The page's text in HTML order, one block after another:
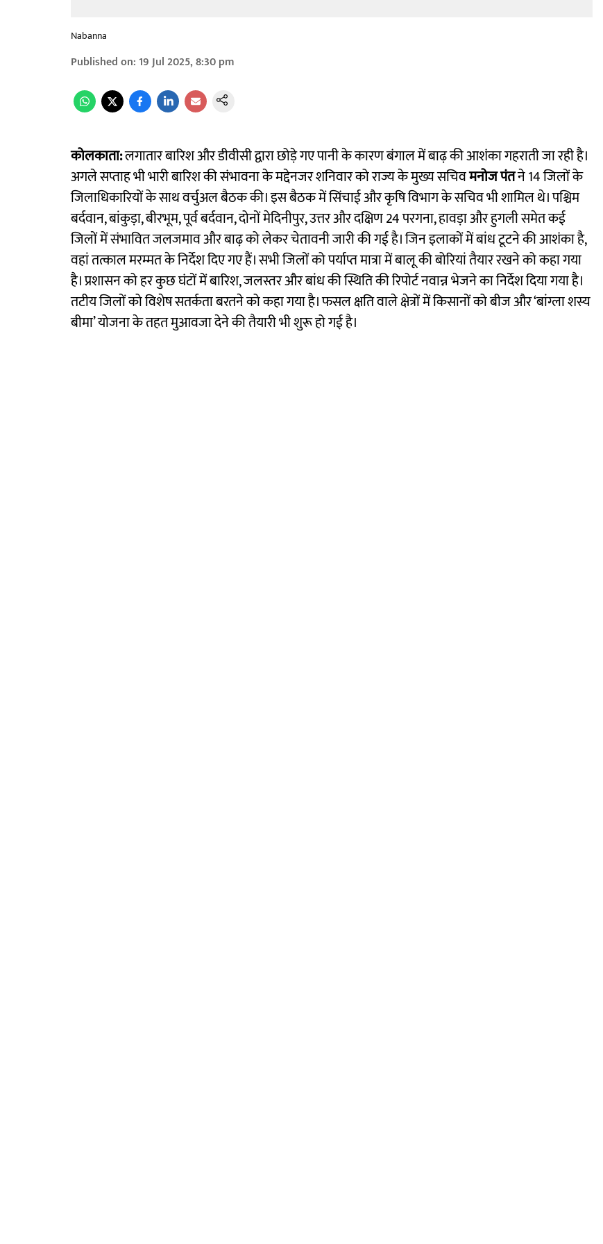
Nabanna
Published on: 19 Jul 2025, 8:30 pm
कोलकाता:लगातार बारिश और डीवीसी द्वारा छोड़े गए पानी के कारण बंगाल में बाढ़ की आशंका गहराती जा रही है।
अगले सप्ताह भी भारी बारिश की संभावना के मद्देनजर शनिवार को राज्य के मुख्य सचिवमनोज पंतने 14 जिलों के
जिलाधिकारियों के साथ वर्चुअल बैठक की। इस बैठक में सिंचाई और कृषि विभाग के सचिव भी शामिल थे। पश्चिम
बर्दवान, बांकुड़ा, बीरभूम, पूर्व बर्दवान, दोनों मेदिनीपुर, उत्तर और दक्षिण 24 परगना, हावड़ा और हुगली समेत कई
जिलों में संभावित जलजमाव और बाढ़ को लेकर चेतावनी जारी की गई है। जिन इलाकों में बांध टूटने की आशंका है,
वहां तत्काल मरम्मत के निर्देश दिए गए हैं। सभी जिलों को पर्याप्त मात्रा में बालू की बोरियां तैयार रखने को कहा गया
है। प्रशासन को हर कुछ घंटों में बारिश, जलस्तर और बांध की स्थिति की रिपोर्ट नवान्न भेजने का निर्देश दिया गया है।
तटीय जिलों को विशेष सतर्कता बरतने को कहा गया है। फसल क्षति वाले क्षेत्रों में किसानों को बीज और ‘बांग्ला शस्य
बीमा’ योजना के तहत मुआवजा देने की तैयारी भी शुरू हो गई है।